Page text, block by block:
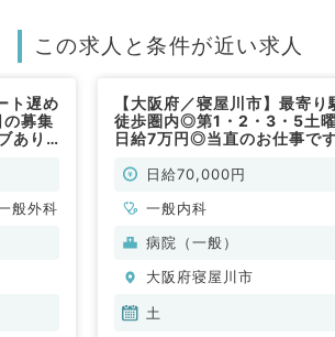
この求人と条件が近い求人
ト遅め
募集
あり
般外科
【大阪府／寝屋川市】最寄り
徒歩圏内◎第1・2・3・5土
日給7万円◎当直のお仕事で
日給70,000円
一般内科
病院（一般）
大阪府寝屋川市
土